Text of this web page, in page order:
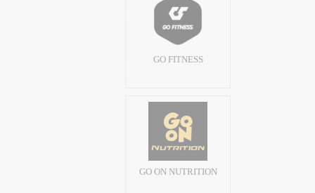
GO FITNESS
GO ON NUTRITION